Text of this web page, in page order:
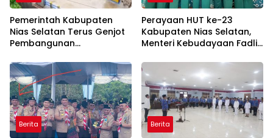
Pemerintah Kabupaten
Nias Selatan Terus Genjot
Pembangunan
Mendorong Konektivitas
dan Pertumbuhan Daerah
Perayaan HUT ke-23
Kabupaten Nias Selatan,
Menteri Kebudayaan Fadli
sebagai Fondasi
Pembangunan Daerah
Berita Berita